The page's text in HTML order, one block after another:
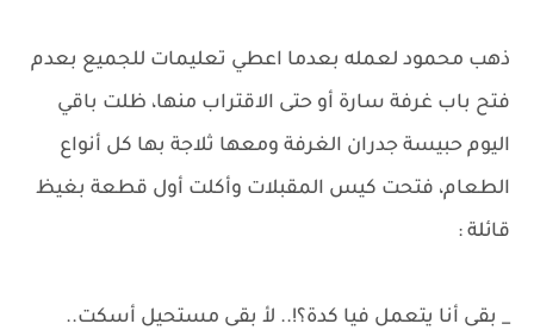
ذهب محمود لعمله بعدما اعطي تعليمات للجميع بعدم
فتح باب غرفة سارة أو حتى الاقتراب منها، ظلت باقي
اليوم حبيسة جدران الغرفة ومعها ثلاجة بها كل أنواع
الطعام، فتحت كيس المقبلات وأكلت أول قطعة بغيظ
قائلة :
_ بقى أنا يتعمل فيا كدة؟!.. لأ بقى مستحيل أسكت..